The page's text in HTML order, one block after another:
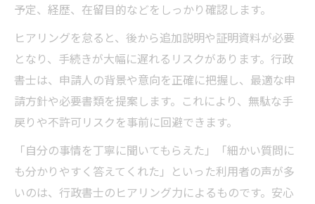
予定、経歴、在留目的などをしっかり確認します。
ヒアリングを怠ると、後から追加説明や証明資料が必要
となり、手続きが大幅に遅れるリスクがあります。行政
書士は、申請人の背景や意向を正確に把握し、最適な申
請方針や必要書類を提案します。これにより、無駄な手
戻りや不許可リスクを事前に回避できます。
「自分の事情を丁寧に聞いてもらえた」「細かい質問に
も分かりやすく答えてくれた」といった利用者の声が多
いのは、行政書士のヒアリング力によるものです。安心